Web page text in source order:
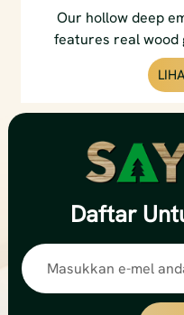
Our hollow deep
features real wood
structure simplifies
terrace
Daftar